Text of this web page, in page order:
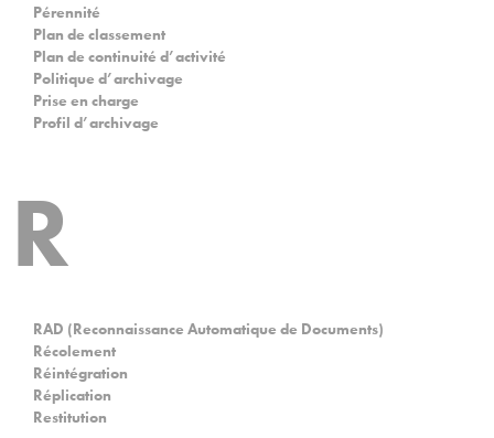
Pérennité
Plan de classement
Plan de continuité d’activité
Politique d’archivage
Prise en charge
Profil d’archivage
R
RAD (Reconnaissance Automatique de Documents)
Récolement
Réintégration
Réplication
Restitution